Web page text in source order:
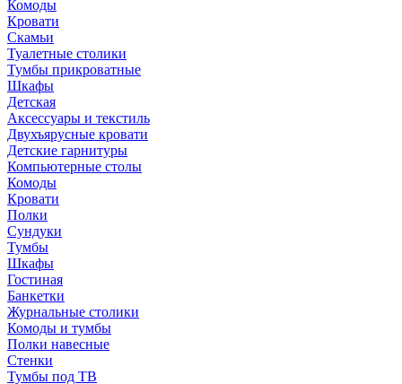
Комоды
Кровати
Скамьи
Туалетные столики
Тумбы прикроватные
Шкафы
Детская
Аксессуары и текстиль
Двухъярусные кровати
Детские гарнитуры
Компьютерные столы
Комоды
Кровати
Полки
Сундуки
Тумбы
Шкафы
Гостиная
Банкетки
Журнальные столики
Комоды и тумбы
Полки навесные
Стенки
Тумбы под ТВ